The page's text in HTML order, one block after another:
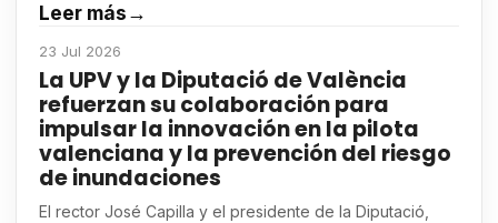
Leer más→
23 Jul 2026
La UPV y la Diputació de València
refuerzan su colaboración para
impulsar la innovación en la pilota
valenciana y la prevención del riesgo
de inundaciones
El rector José Capilla y el presidente de la Diputació,